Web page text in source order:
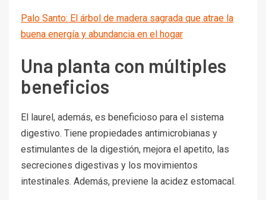
Palo Santo: El árbol de madera sagrada que atrae la
buena energía y abundancia en el hogar
Una planta con múltiples
beneficios
El laurel, además, es beneficioso para el sistema
digestivo. Tiene propiedades antimicrobianas y
estimulantes de la digestión, mejora el apetito, las
secreciones digestivas y los movimientos
intestinales. Además, previene la acidez estomacal.